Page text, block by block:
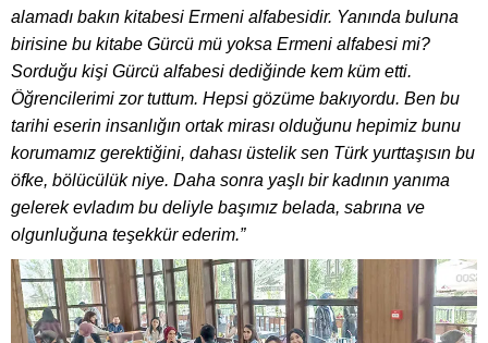
alamadı bakın kitabesi Ermeni alfabesidir. Yanında buluna
birisine bu kitabe Gürcü mü yoksa Ermeni alfabesi mi?
Sorduğu kişi Gürcü alfabesi dediğinde kem küm etti.
Öğrencilerimi zor tuttum. Hepsi gözüme bakıyordu. Ben bu
tarihi eserin insanlığın ortak mirası olduğunu hepimiz bunu
korumamız gerektiğini, dahası üstelik sen Türk yurttaşısın bu
öfke, bölücülük niye. Daha sonra yaşlı bir kadının yanıma
gelerek evladım bu deliyle başımız belada, sabrına ve
olgunluğuna teşekkür ederim.”